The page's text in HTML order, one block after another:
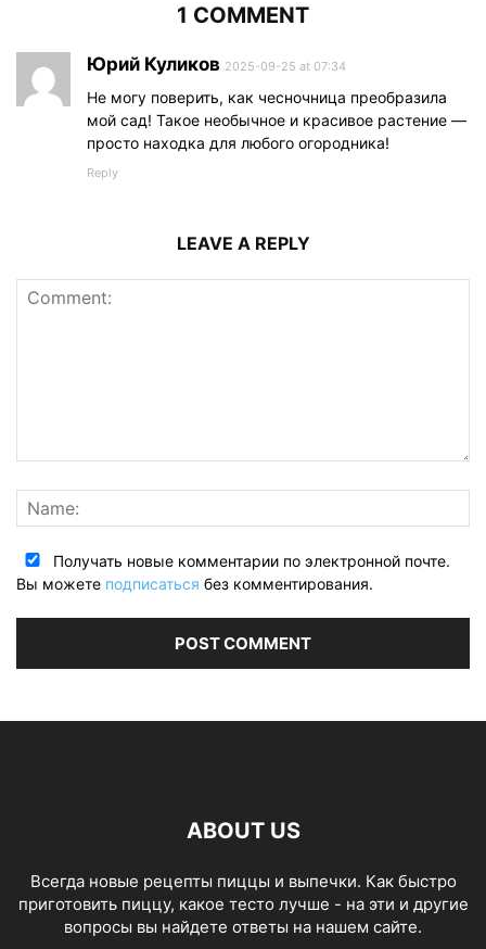
1 COMMENT
Юрий Куликов 2025-09-25 at 07:34
Не могу поверить, как чесночница преобразила
мой сад! Такое необычное и красивое растение —
просто находка для любого огородника!
Reply
LEAVE A REPLY
Получать новые комментарии по электронной почте.
Вы можете подписаться без комментирования.
ABOUT US
Всегда новые рецепты пиццы и выпечки. Как быстро
приготовить пиццу, какое тесто лучше - на эти и другие
вопросы вы найдете ответы на нашем сайте.